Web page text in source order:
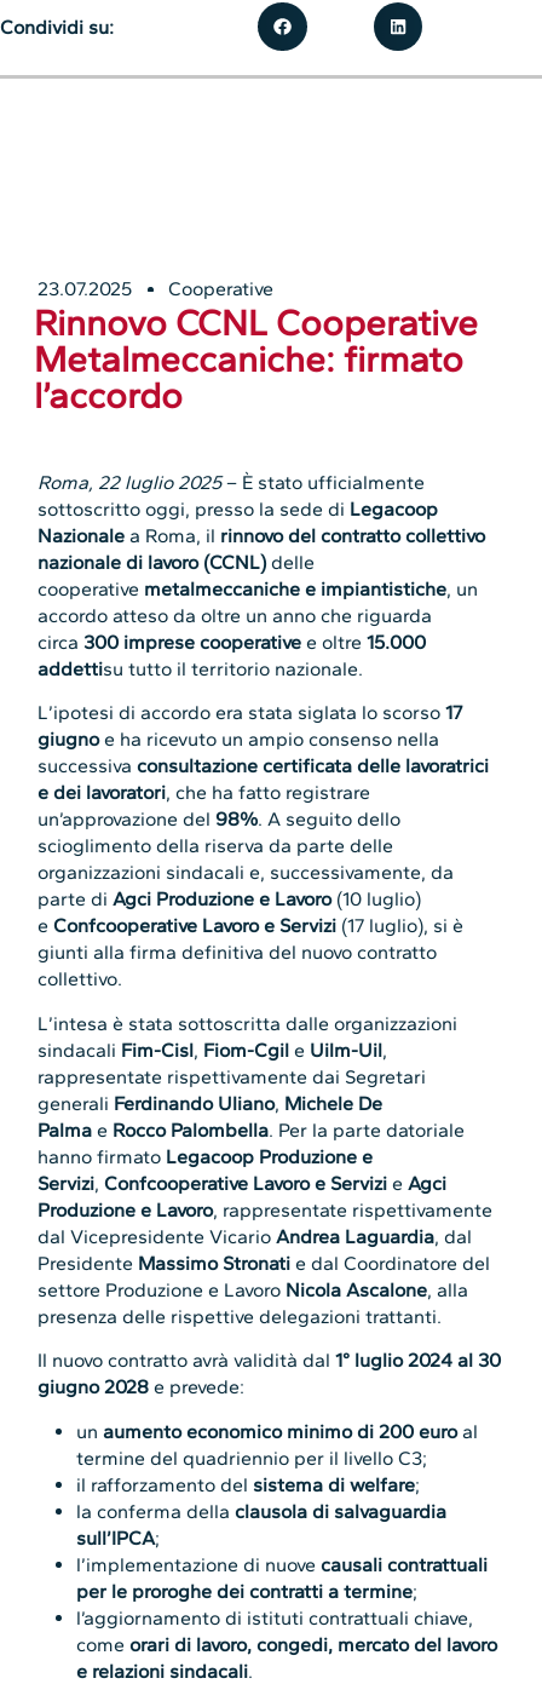
23.07.2025 Cooperative
Rinnovo CCNL Cooperative
Metalmeccaniche: firmato
l’accordo
Roma, 22 luglio 2025– È stato ufficialmente
sottoscritto oggi, presso la sede di Legacoop
Nazionale a Roma, il rinnovo del contratto collettivo
nazionale di lavoro (CCNL)delle
cooperative metalmeccaniche e impiantistiche, un
accordo atteso da oltre un anno che riguarda
circa 300 imprese cooperative e oltre15.000
addettisu tutto il territorio nazionale.
L’ipotesi di accordo era stata siglata lo scorso17
giugnoe ha ricevuto un ampio consenso nella
successivaconsultazione certificata delle lavoratrici
e dei lavoratori, che ha fatto registrare
un’approvazione del98%. A seguito dello
scioglimento della riserva da parte delle
organizzazioni sindacali e, successivamente, da
parte diAgci Produzione e Lavoro(10 luglio)
eConfcooperative Lavoro e Servizi (17 luglio), si è
giunti alla firma definitiva del nuovo contratto
collettivo.
L’intesa è stata sottoscritta dalle organizzazioni
sindacali Fim-Cisl, Fiom-Cgil e Uilm-Uil,
rappresentate rispettivamente dai Segretari
generali Ferdinando Uliano, Michele De
Palma e Rocco Palombella. Per la parte datoriale
hanno firmato Legacoop Produzione e
Servizi,Confcooperative Lavoro e Servizi eAgci
Produzione e Lavoro, rappresentate rispettivamente
dal Vicepresidente VicarioAndrea Laguardia, dal
Presidente Massimo Stronati e dal Coordinatore del
settore Produzione e Lavoro Nicola Ascalone, alla
presenza delle rispettive delegazioni trattanti.
Il nuovo contratto avrà validità dal1° luglio 2024 al 30
giugno 2028 e prevede:
unaumento economico minimo di 200 euroal
termine del quadriennio per il livello C3;
il rafforzamento del sistema di welfare;
la conferma dellaclausola di salvaguardia
sull’IPCA;
l’implementazione di nuovecausali contrattuali
per le proroghe dei contratti a termine;
l’aggiornamento di istituti contrattuali chiave,
comeorari di lavoro, congedi, mercato del lavoro
e relazioni sindacali.
Condividi su: